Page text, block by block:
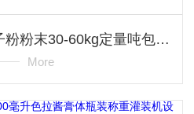
QY腻子粉粉末30-60kg定量吨包机设备
More